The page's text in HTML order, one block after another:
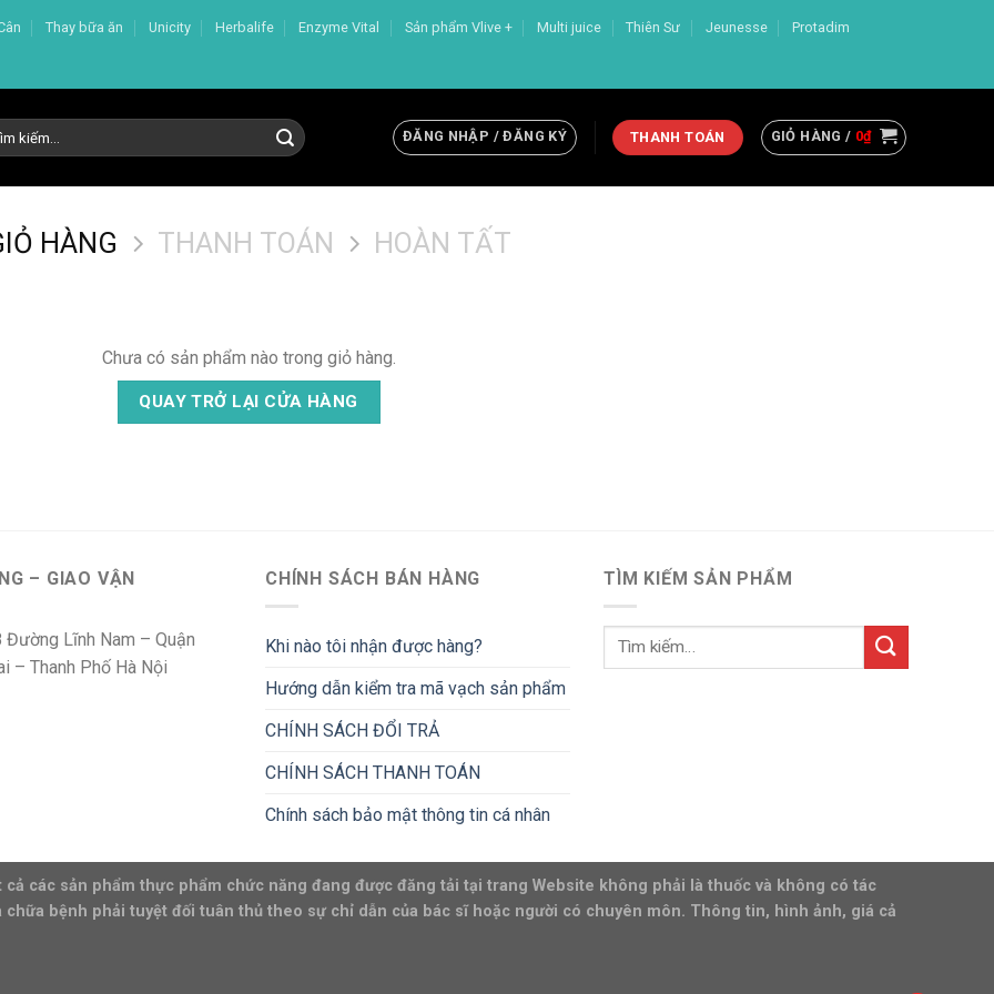
Thay bữa ăn Unicity Herbalife Enzyme Vital Sản phẩm Vlive + Multi juice Thiên Sư Jeunesse
Protadim
ĐĂNG NHẬP / ĐĂNG KÝ THANH TOÁN GIỎ HÀNG / 0₫
HÀNG THANH TOÁN HOÀN TẤT
Chưa có sản phẩm nào trong giỏ hàng.
QUAY TRỞ LẠI CỬA HÀNG
– GIAO VẬN
Lĩnh Nam – Quận
– Thanh Phố Hà Nội
CHÍNH SÁCH BÁN HÀNG
Khi nào tôi nhận được hàng?
Hướng dẫn kiểm tra mã vạch sản phẩm
CHÍNH SÁCH ĐỔI TRẢ
CHÍNH SÁCH THANH TOÁN
Chính sách bảo mật thông tin cá nhân
TÌM KIẾM SẢN PHẨM
các sản phẩm thực phẩm chức năng đang được đăng tải tại trang Website không phải là thuốc và không có tác
bệnh phải tuyệt đối tuân thủ theo sự chỉ dẫn của bác sĩ hoặc người có chuyên môn. Thông tin, hình ảnh, giá cả